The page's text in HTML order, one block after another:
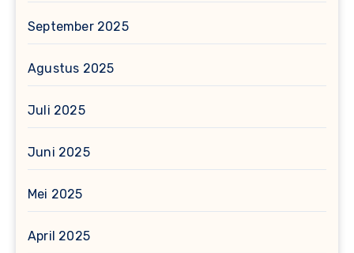
September 2025
Agustus 2025
Juli 2025
Juni 2025
Mei 2025
April 2025